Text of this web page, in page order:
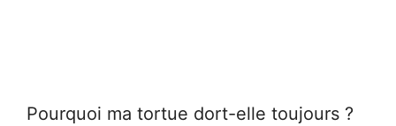
Pourquoi ma tortue dort-elle toujours ?